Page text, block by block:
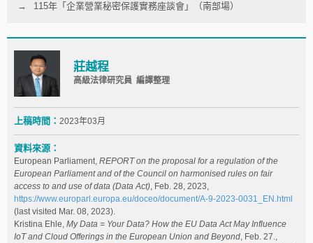
115年「企業營業秘密保護實務座談會」（南部場）
莊越程
高級法律研究員 編譯整理
上稿時間： 2023年03月
資料來源：
European Parliament, REPORT on the proposal for a regulation of the
European Parliament and of the Council on harmonised rules on fair
access to and use of data (Data Act), Feb. 28, 2023,
https://www.europarl.europa.eu/doceo/document/A-9-2023-0031_EN.html
(last visited Mar. 08, 2023).
Kristina Ehle, My Data = Your Data? How the EU Data Act May Influence
IoT and Cloud Offerings in the European Union and Beyond, Feb. 27.,